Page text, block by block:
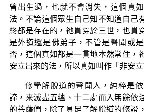
曾出生過，也就不會消失，這個真
法。不論這個眾生自己知不知道自己
終都是存在的，祂貫穿於三世，也貫
是外道還是佛弟子，不管是聲聞或
否，這個真如都是一貫地本然常住，
安立出來的法，所以真如叫作「非安立
修學解脫道的聲聞人，純粹是
諦，來滅盡五蘊、十二處而入無餘依
的菩薩們，除了具足了解脫道的修證